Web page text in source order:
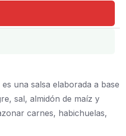
una salsa elaborada a base
sal, almidón de maíz y
carnes, habichuelas,